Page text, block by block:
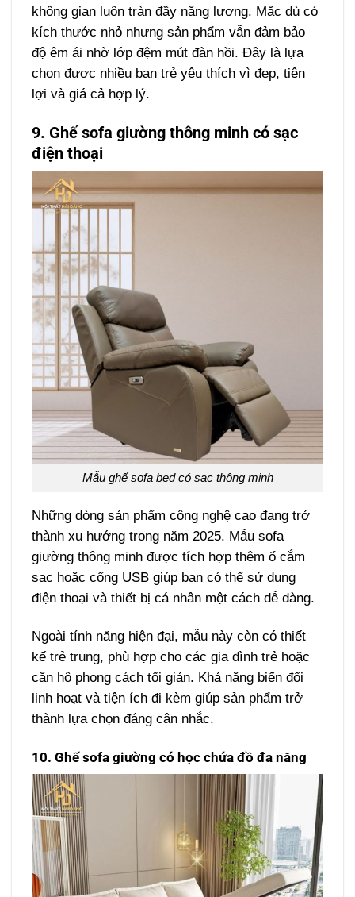
không gian luôn tràn đầy năng lượng. Mặc dù có
kích thước nhỏ nhưng sản phẩm vẫn đảm bảo
độ êm ái nhờ lớp đệm mút đàn hồi. Đây là lựa
chọn được nhiều bạn trẻ yêu thích vì đẹp, tiện
lợi và giá cả hợp lý.
9. Ghế sofa giường thông minh có sạc
điện thoại
Mẫu ghế sofa bed có sạc thông minh
Những dòng sản phẩm công nghệ cao đang trở
thành xu hướng trong năm 2025. Mẫu sofa
giường thông minh được tích hợp thêm ổ cắm
sạc hoặc cổng USB giúp bạn có thể sử dụng
điện thoại và thiết bị cá nhân một cách dễ dàng.
Ngoài tính năng hiện đại, mẫu này còn có thiết
kế trẻ trung, phù hợp cho các gia đình trẻ hoặc
căn hộ phong cách tối giản. Khả năng biến đổi
linh hoạt và tiện ích đi kèm giúp sản phẩm trở
thành lựa chọn đáng cân nhắc.
10. Ghế sofa giường có học chứa đồ đa năng